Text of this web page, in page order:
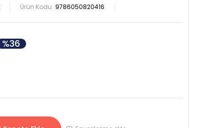
Ürün Kodu: 9786050820416
%36